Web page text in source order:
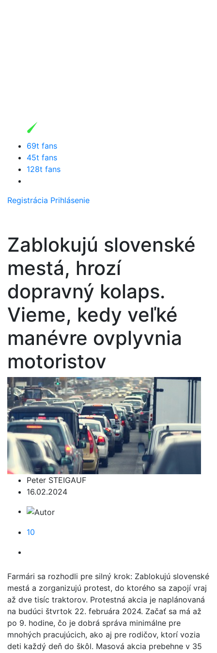
69t fans
45t fans
128t fans
Registrácia Prihlásenie
Zablokujú slovenské
mestá, hrozí
dopravný kolaps.
Vieme, kedy veľké
manévre ovplyvnia
motoristov
Peter STEIGAUF
16.02.2024
10
Farmári sa rozhodli pre silný krok: Zablokujú slovenské
mestá a zorganizujú protest, do ktorého sa zapojí vraj
až dve tisíc traktorov. Protestná akcia je naplánovaná
na budúci štvrtok 22. februára 2024. Začať sa má až
po 9. hodine, čo je dobrá správa minimálne pre
mnohých pracujúcich, ako aj pre rodičov, ktorí vozia
deti každý deň do škôl. Masová akcia prebehne v 35